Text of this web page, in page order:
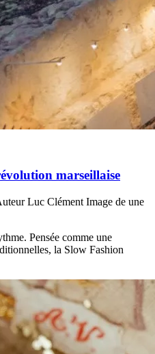
marseillaise
Luc Clément Image de une
Pensée comme une
la Slow Fashion